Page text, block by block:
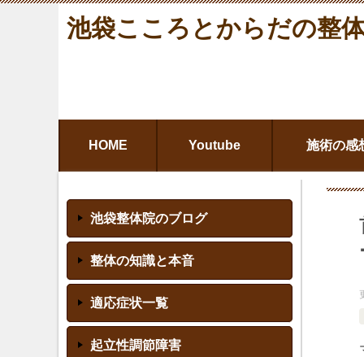
池袋こころとからだの整
HOME Youtube 施術の感
池袋整体院のブログ
整体の知識と本音
適応症状一覧
起立性調節障害